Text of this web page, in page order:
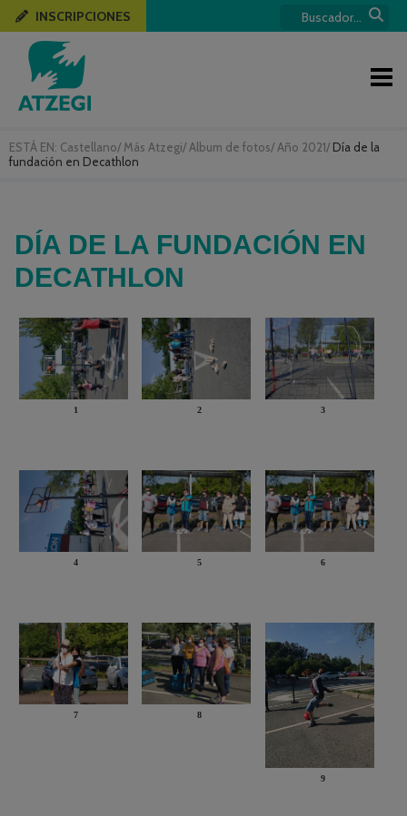
ESTÁ EN: Castellano/ Más Atzegi/ Album de fotos/ Año 2021/ Día de la
fundación en Decathlon
INSCRIPCIONES
DÍA DE LA FUNDACIÓN EN
DECATHLON
1 2 3
4 5 6
7 8
9